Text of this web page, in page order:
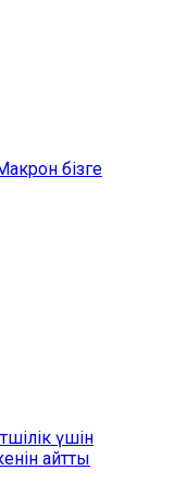
бізге
үшін
айтты